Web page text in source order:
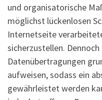
und organisatorische
möglichst lückenlosen
Internetseite
sicherzustellen.
Datenübertragungen
aufweisen, sodass ein
gewährleistet werden